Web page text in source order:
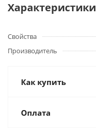
Характеристики
Свойства
Производитель
Как купить
Оплата